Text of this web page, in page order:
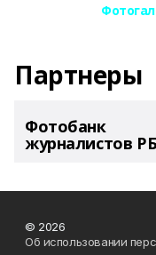
Партнеры
Фотобанк
журналистов РБ
© 2026
Об использовании